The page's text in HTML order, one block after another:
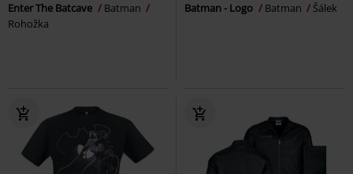
Enter The Batcave
Batman
Rohožka
Batman - Logo Batman Šálek